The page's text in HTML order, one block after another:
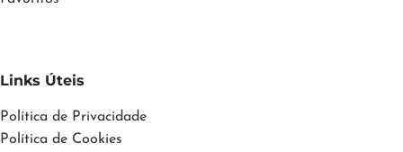
Links Úteis
Política de Privacidade
Política de Cookies